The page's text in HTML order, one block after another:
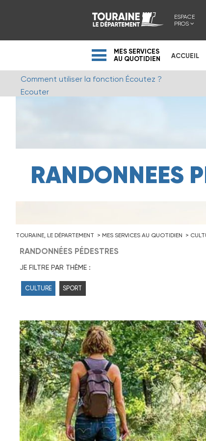
ESPACE
PROS
MES SERVICES
AU QUOTIDIEN
ACCUEIL
Comment utiliser la fonction Écoutez ?
Ecouter
RANDONNEES
TOURAINE, LE DÉPARTEMENT MES SERVICES AU QUOTIDIEN
RANDONNÉES PÉDESTRES
JE FILTRE PAR THÈME :
CULTURE SPORT